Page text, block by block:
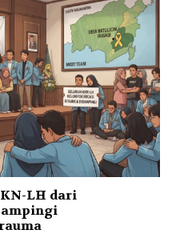
LH dari